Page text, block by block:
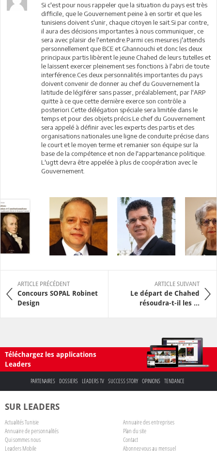
Si c'est pour nous rappeler que la situation du pays est très
difficile, que le Gouvernement peine à en sortir et que les
tunisiens doivent s'unir, chaque citoyen le sait.Si par contre,
il aura des décisions importantes à nous communiquer, ce
sera avec plaisir de l'entendre.Parmi ces mesures j'attends
personnellement que BCE et Ghannouchi et donc les deux
principaux partis libèrent le jeune Chahed de leurs tutelles et
le laissent exercer pleinement ses fonctions à l'abri de toute
interférence.Ces deux personnalités importantes du pays
doivent convenir de donner au chef du Gouvernement la
latitude de légiférer sans passer, préalablement, par l'ARP
quitte à ce que cette dernière exerce son contrôle a
posteriori.Cette délégation spéciale sera limitée dans le
temps et pour des objets précis.Le chef du Gouvernement
sera appelé à définir avec les experts des partis et des
organisations nationales une ligne de conduite précise dans
le court et le moyen terme et remanier son équipe sur la
base de la compétence et non de l'appartenance politique.
L'ugtt devra être appelée à plus de coopération avec le
Gouvernement.
ARTICLE PRÉCÉDENT
Concours SOPAL Robinet
Design
ARTICLE SUIVANT
Le départ de Chahed
résoudra-t-il les ...
Téléchargez les applications
Leaders
PARTENAIRES DOSSIERS LEADERS TV SUCCESS STORY OPINIONS TENDANCE
SUR LEADERS
Actualités Tunisie
Annuaire des entreprises
Annuaire de personnalités
Plan du site
Qui sommes nous
Contact
Leaders Mobile
Abonnez-vous au mensuel